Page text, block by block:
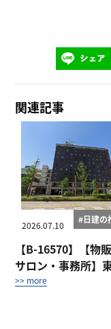
関連記事
2026.07.10
#日建の
【B-16570】【物
サロン・事務所】
古屋キャステ...
>> more